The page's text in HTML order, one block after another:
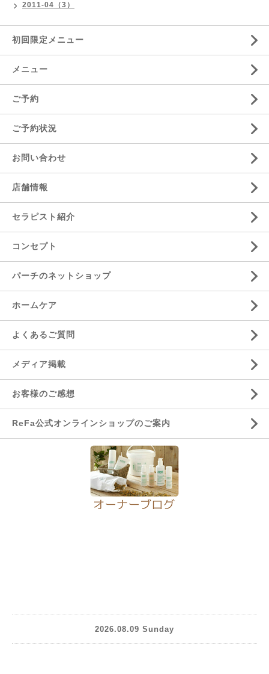
2011-04（3）
初回限定メニュー
メニュー
ご予約
ご予約状況
お問い合わせ
店舗情報
セラピスト紹介
コンセプト
パーチのネットショップ
ホームケア
よくあるご質問
メディア掲載
お客様のご感想
ReFa公式オンラインショップのご案内
2026.08.09 Sunday